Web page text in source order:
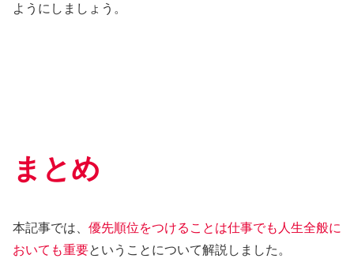
ようにしましょう。
まとめ
本記事では、 優先順位をつけることは仕事でも人生全般に
おいても重要ということについて解説しました。